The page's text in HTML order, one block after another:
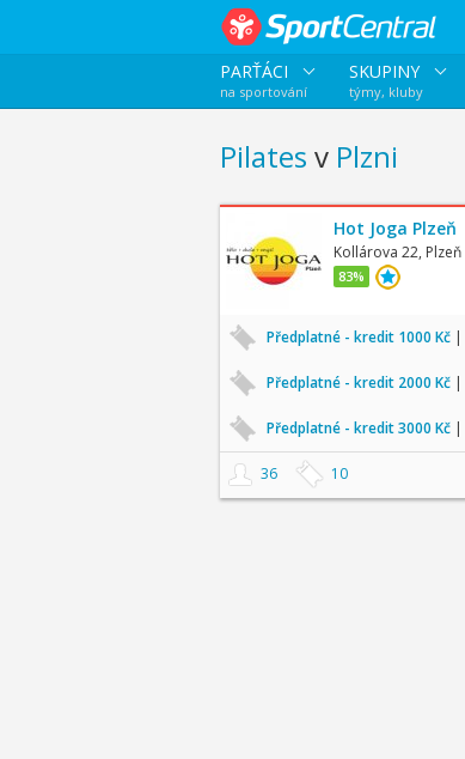
PARŤÁCI
na sportování
SKUPINY
týmy, kluby
Pilates v Plzni
Hot Joga Plzeň
Kollárova 22, Plzeň
83%
Předplatné - kredit 1000 Kč |
Předplatné - kredit 2000 Kč |
Předplatné - kredit 3000 Kč |
36 10